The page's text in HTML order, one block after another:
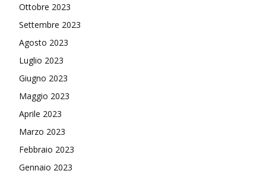
Ottobre 2023
Settembre 2023
Agosto 2023
Luglio 2023
Giugno 2023
Maggio 2023
Aprile 2023
Marzo 2023
Febbraio 2023
Gennaio 2023